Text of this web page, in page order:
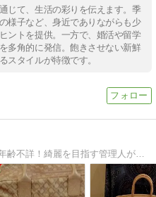
じて、生活の彩りを伝えます。季
様子など、身近でありながらも少
ントを提供。一方で、婚活や留学
多角的に発信。飽きさせない新鮮
スタイルが特徴です。
サイトは雑誌に掲載！目指せ！年齢不詳！綺麗を目指す管理人が、綺麗になる為の裏技、情報、バカ話を書いてます。